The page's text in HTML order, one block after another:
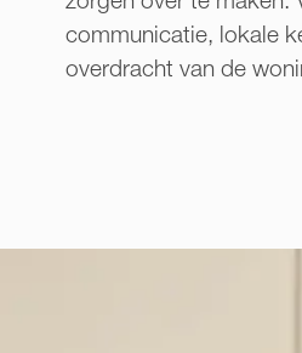
communicatie, lokale
overdracht van de